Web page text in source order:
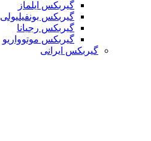
گیربکس ایلماز
گیربکس بونفیلیولی
گیربکس رجیانا
گیربکس موتوواریو
گیربکس ایرانی